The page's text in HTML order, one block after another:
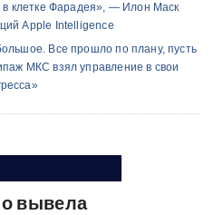
в клетке Фарадея», — Илон Маск
Apple Intelligence
Все прошло по плану, пусть
МКС взял управление в свои
вывела